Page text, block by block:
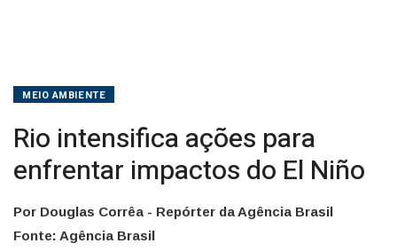
MEIO AMBIENTE
Rio intensifica ações para
enfrentar impactos do El Niño
Por Douglas Corrêa - Repórter da Agência Brasil
Fonte: Agência Brasil